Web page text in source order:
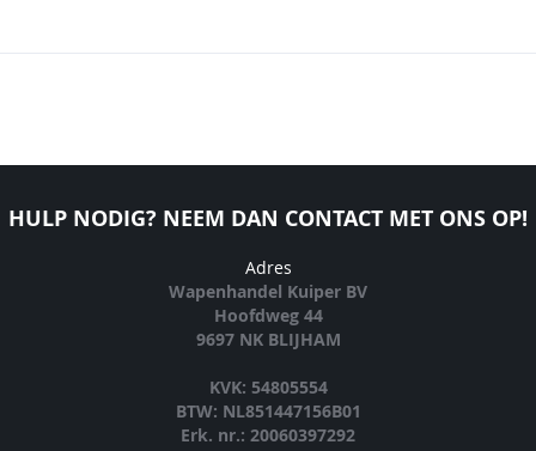
HULP NODIG? NEEM DAN CONTACT MET ONS OP!
Adres
Wapenhandel Kuiper BV
Hoofdweg 44
9697 NK BLIJHAM
KVK: 54805554
BTW: NL851447156B01
Erk. nr.: 20060397292